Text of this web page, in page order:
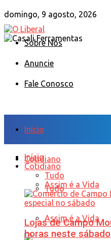
domingo, 9 agosto, 2026
Sobre Nós
Anuncie
Fale Conosco
Início
Cotidiano
Tudo
Assim é a Vida
Início
Cotidiano
Tudo
Assim é a Vida
Lojas de Campo
horas neste sábado